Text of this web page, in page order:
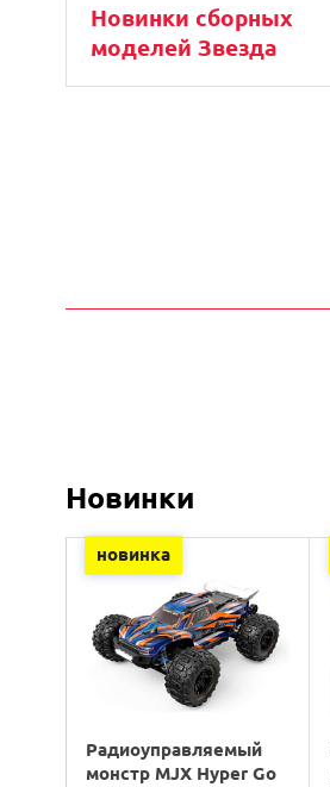
Новинки сборных
моделей Звезда
Новинки
новинка
Радиоуправляемый
монстр MJX Hyper Go